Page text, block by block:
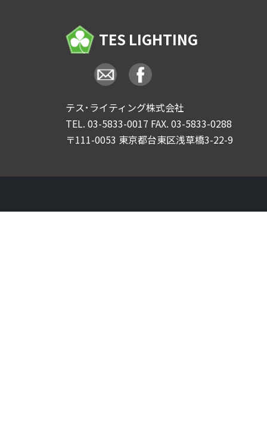
TES LIGHTING
テス･ライティング株式会社
TEL. 03-5833-0017 FAX. 03-5833-0288
〒111-0053 東京都台東区浅草橋3-22-9